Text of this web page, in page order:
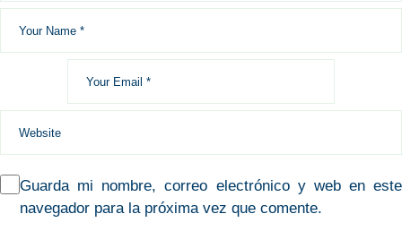
Guarda mi nombre, correo electrónico y web en este
navegador para la próxima vez que comente.